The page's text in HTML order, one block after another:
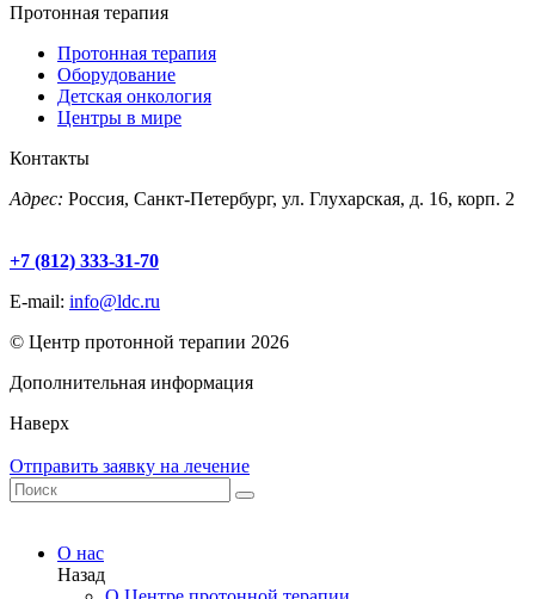
Протонная терапия
Протонная терапия
Оборудование
Детская онкология
Центры в мире
Контакты
Адрес: Россия, Санкт-Петербург, ул. Глухарская, д. 16, корп. 2
+7 (812) 333-31-70
E-mail: info@ldc.ru
© Центр протонной терапии 2026
Дополнительная информация
Наверх
Отправить заявку на лечение
О нас
Назад